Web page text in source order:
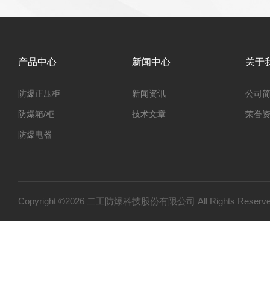
产品中心
防爆正压柜
防爆箱/柜
防爆电器
防爆小产品
新闻中心
新闻资讯
技术文章
关于
公司
荣誉
Copyright ©2026 二工防爆科技股份有限公司 All Rights